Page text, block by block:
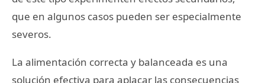
que en algunos casos pueden ser especialmente
severos.
La alimentación correcta y balanceada es una
solución efectiva para aplacar las consecuencias